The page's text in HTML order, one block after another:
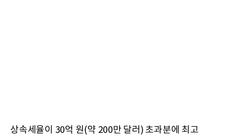
상속세율이 30억 원(약 200만 달러) 초과분에 최고